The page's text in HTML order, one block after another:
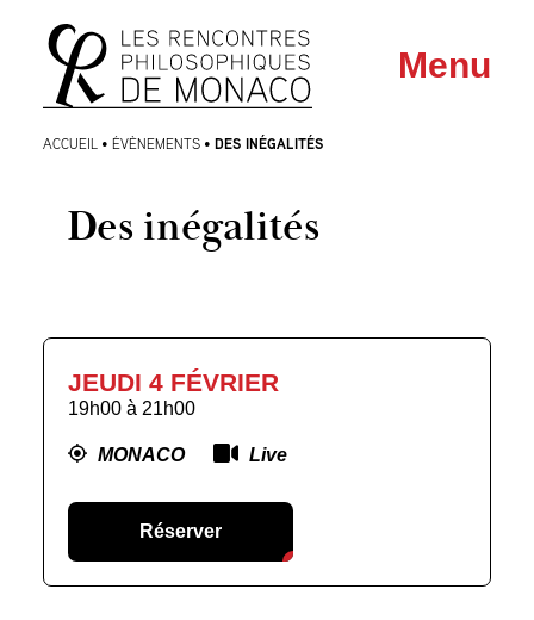
Aller
au
menu
Aller au
contenu
Menu
ACCUEIL • ÉVÈNEMENTS • DES INÉGALITÉS
Des inégalités
JEUDI 4 FÉVRIER
19h00 à 21h00
MONACO Live
Réserver